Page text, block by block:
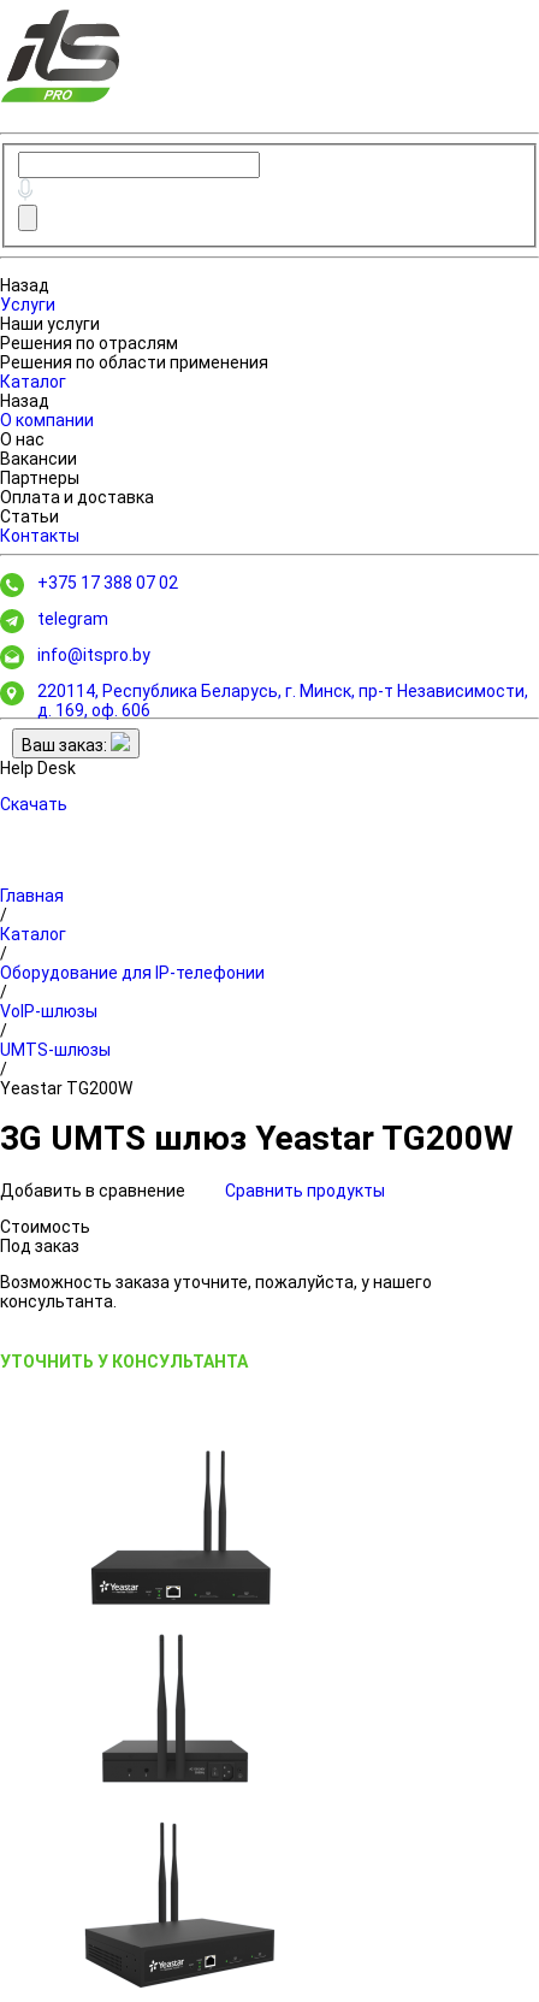
Назад
Услуги
Наши услуги
Решения по отраслям
Решения по области применения
Каталог
Назад
О компании
О нас
Вакансии
Партнеры
Оплата и доставка
Статьи
Контакты
+375 17 388 07 02
telegram
info@itspro.by
220114, Республика Беларусь, г. Минск, пр-т Независимости,
д. 169, оф. 606
Ваш заказ:
Help Desk
Скачать
Главная
/
Каталог
/
Оборудование для IP-телефонии
/
VoIP-шлюзы
/
UMTS-шлюзы
/
Yeastar TG200W
3G UMTS шлюз Yeastar TG200W
Добавить в сравнение
Сравнить продукты
Стоимость
Под заказ
Возможность заказа уточните, пожалуйста, у нашего
консультанта.
УТОЧНИТЬ У КОНСУЛЬТАНТА